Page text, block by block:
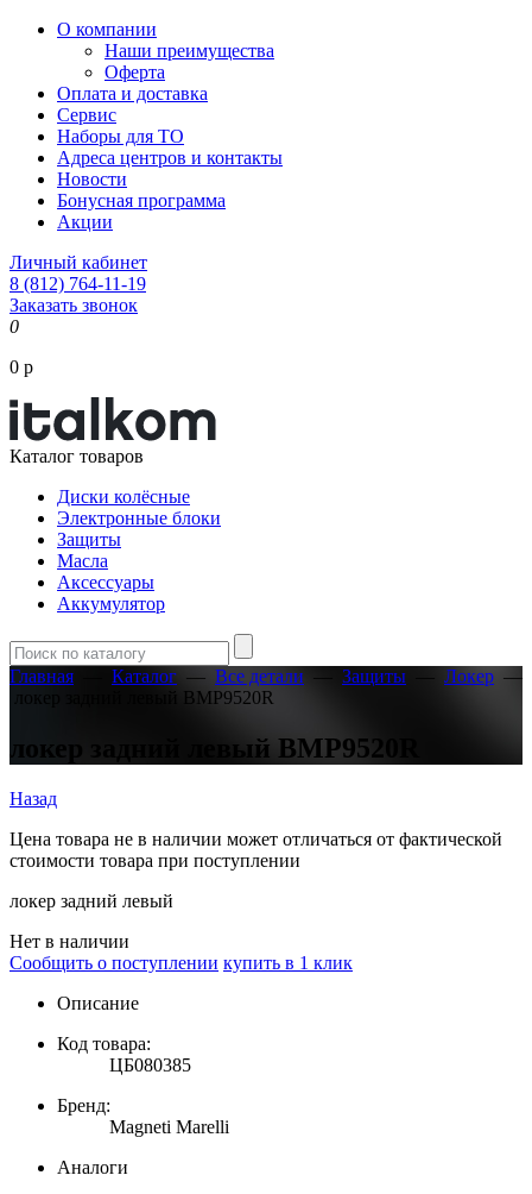
О компании
Наши преимущества
Оферта
Оплата и доставка
Сервис
Наборы для ТО
Адреса центров и контакты
Новости
Бонусная программа
Акции
Личный кабинет
8 (812) 764-11-19
Заказать звонок
0
0 р
Каталог товаров
Диски колёсные
Электронные блоки
Защиты
Масла
Аксессуары
Аккумулятор
Главная Каталог — Все детали — Защиты — Локер —
локер задний левый BMP9520R
локер задний левый BMP9520R
Назад
Цена товара не в наличии может отличаться от фактической
стоимости товара при поступлении
локер задний левый
Нет в наличии
Сообщить о поступлении купить в 1 клик
Описание
Код товара:
ЦБ080385
Бренд:
Magneti Marelli
Аналоги